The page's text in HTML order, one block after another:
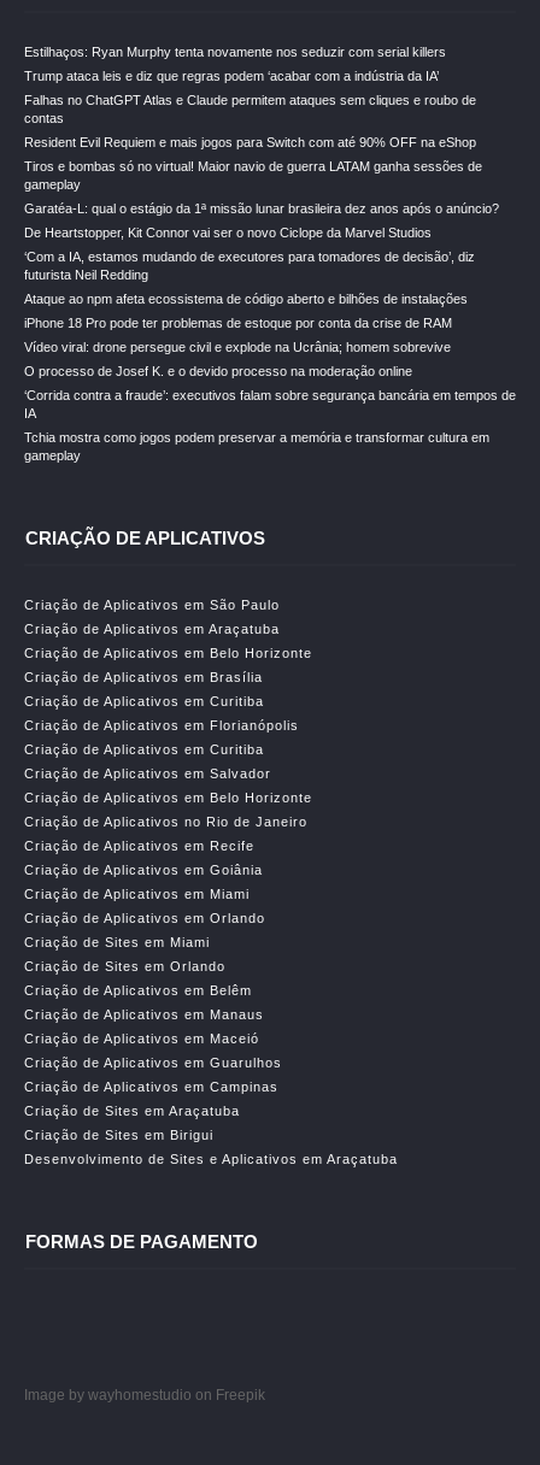
Estilhaços: Ryan Murphy tenta novamente nos seduzir com serial killers
Trump ataca leis e diz que regras podem ‘acabar com a indústria da IA’
Falhas no ChatGPT Atlas e Claude permitem ataques sem cliques e roubo de
contas
Resident Evil Requiem e mais jogos para Switch com até 90% OFF na eShop
Tiros e bombas só no virtual! Maior navio de guerra LATAM ganha sessões de
gameplay
Garatéa-L: qual o estágio da 1ª missão lunar brasileira dez anos após o anúncio?
De Heartstopper, Kit Connor vai ser o novo Ciclope da Marvel Studios
‘Com a IA, estamos mudando de executores para tomadores de decisão’, diz
futurista Neil Redding
Ataque ao npm afeta ecossistema de código aberto e bilhões de instalações
iPhone 18 Pro pode ter problemas de estoque por conta da crise de RAM
Vídeo viral: drone persegue civil e explode na Ucrânia; homem sobrevive
O processo de Josef K. e o devido processo na moderação online
‘Corrida contra a fraude’: executivos falam sobre segurança bancária em tempos de
IA
Tchia mostra como jogos podem preservar a memória e transformar cultura em
gameplay
CRIAÇÃO DE APLICATIVOS
Criação de Aplicativos em São Paulo
Criação de Aplicativos em Araçatuba
Criação de Aplicativos em Belo Horizonte
Criação de Aplicativos em Brasília
Criação de Aplicativos em Curitiba
Criação de Aplicativos em Florianópolis
Criação de Aplicativos em Curitiba
Criação de Aplicativos em Salvador
Criação de Aplicativos em Belo Horizonte
Criação de Aplicativos no Rio de Janeiro
Criação de Aplicativos em Recife
Criação de Aplicativos em Goiânia
Criação de Aplicativos em Miami
Criação de Aplicativos em Orlando
Criação de Sites em Miami
Criação de Sites em Orlando
Criação de Aplicativos em Belêm
Criação de Aplicativos em Manaus
Criação de Aplicativos em Maceió
Criação de Aplicativos em Guarulhos
Criação de Aplicativos em Campinas
Criação de Sites em Araçatuba
Criação de Sites em Birigui
Desenvolvimento de Sites e Aplicativos em Araçatuba
FORMAS DE PAGAMENTO
Image by wayhomestudio on Freepik